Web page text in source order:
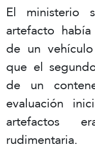
El ministerio
artefacto
de un
que el
de un
evaluación
artefactos
rudimentaria.